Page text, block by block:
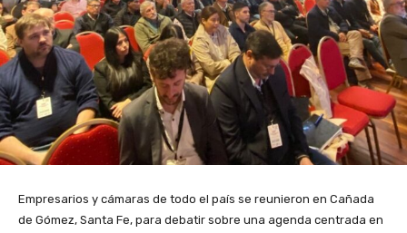
Empresarios y cámaras de todo el país se reunieron en Cañada
de Gómez, Santa Fe, para debatir sobre una agenda centrada en